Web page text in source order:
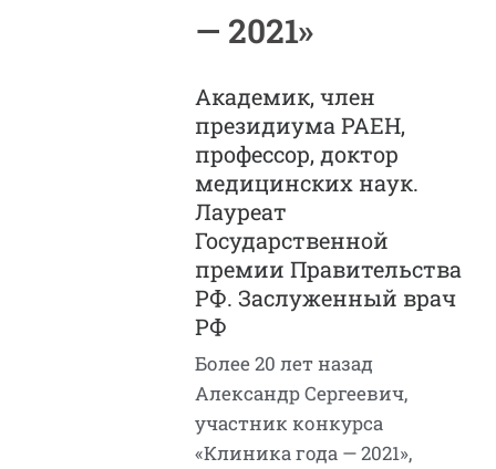
— 2021»
Академик, член
президиума РАЕН,
профессор, доктор
медицинских наук.
Лауреат
Государственной
премии Правительства
РФ. Заслуженный врач
РФ
Более 20 лет назад
Александр Сергеевич,
участник конкурса
«Клиника года — 2021»,